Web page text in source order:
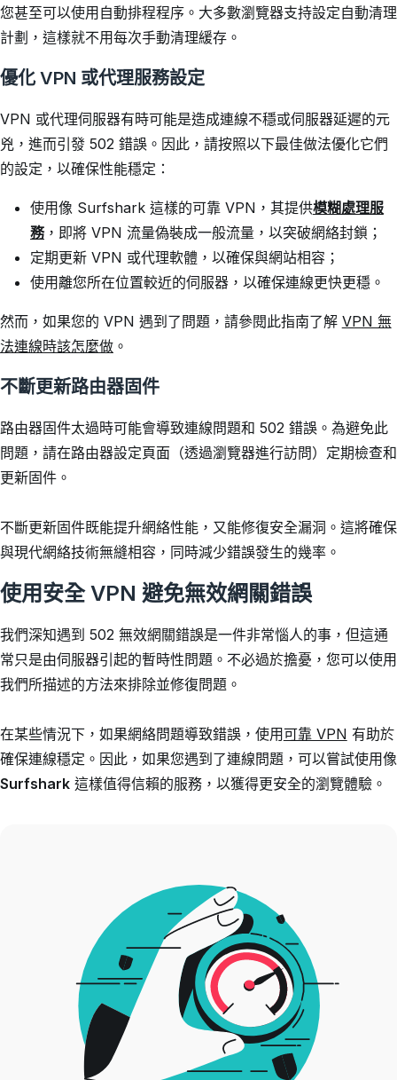
您甚至可以使用自動排程程序。大多數瀏覽器支持設定自動清理
計劃，這樣就不用每次手動清理緩存。
優化 VPN 或代理服務設定
VPN 或代理伺服器有時可能是造成連線不穩或伺服器延遲的元
兇，進而引發 502 錯誤。因此，請按照以下最佳做法優化它們
的設定，以確保性能穩定：
使用像 Surfshark 這樣的可靠 VPN，其提供模糊處理服
務，即將 VPN 流量偽裝成一般流量，以突破網絡封鎖；
定期更新 VPN 或代理軟體，以確保與網站相容；
使用離您所在位置較近的伺服器，以確保連線更快更穩。
然而，如果您的 VPN 遇到了問題，請參閱此指南了解 VPN 無
法連線時該怎麼做。
不斷更新路由器固件
路由器固件太過時可能會導致連線問題和 502 錯誤。為避免此
問題，請在路由器設定頁面（透過瀏覽器進行訪問）定期檢查和
更新固件。
不斷更新固件既能提升網絡性能，又能修復安全漏洞。這將確保
與現代網絡技術無縫相容，同時減少錯誤發生的幾率。
使用安全 VPN 避免無效網關錯誤
我們深知遇到 502 無效網關錯誤是一件非常惱人的事，但這通
常只是由伺服器引起的暫時性問題。不必過於擔憂，您可以使用
我們所描述的方法來排除並修復問題。
在某些情況下，如果網絡問題導致錯誤，使用可靠 VPN 有助於
確保連線穩定。因此，如果您遇到了連線問題，可以嘗試使用像
Surfshark這樣值得信賴的服務，以獲得更安全的瀏覽體驗。